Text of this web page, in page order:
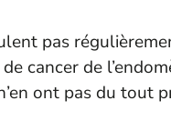
pas
cancer de
ont pas du tout